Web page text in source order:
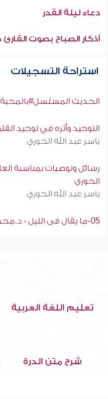
دعاء ليلة القدر
أذكار الصباح بصوت القارئ
استراحة التسجيلات
الحديث
التوحيد وأثره في توحيد
ياسر عبد الله الحوري
رسائل وتوصيات بمناسبة
الحوري
ياسر عبد الله الحوري
05-ما يقال فى الليل - د.محمد إسماعيل المقدم
تعليم اللغة العربية
شرح متن الدرة